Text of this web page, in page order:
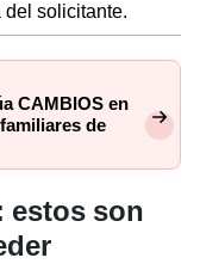
solicitante.
CAMBIOS en
de
estos son